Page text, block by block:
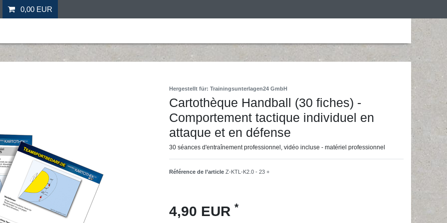
0,00 EUR
Fitness
Hergestellt für: Trainingsunterlagen24 GmbH
Cartothèque Handball (30 fiches) -
Comportement tactique individuel en
attaque et en défense
30 séances d'entraînement professionnel, vidéo incluse - matériel professionnel
Référence de l’article Z-KTL-K2.0 - 23 +
4,90 EUR *